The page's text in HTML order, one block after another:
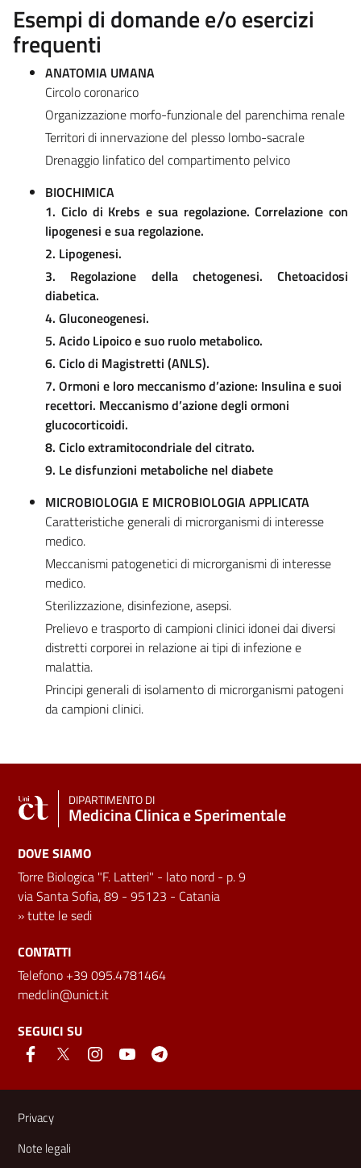
Esempi di domande e/o esercizi
frequenti
ANATOMIA UMANA
Circolo coronarico
Organizzazione morfo-funzionale del parenchima renale
Territori di innervazione del plesso lombo-sacrale
Drenaggio linfatico del compartimento pelvico
BIOCHIMICA
1. Ciclo di Krebs e sua regolazione. Correlazione con
lipogenesi e sua regolazione.
2. Lipogenesi.
3. Regolazione della chetogenesi. Chetoacidosi
diabetica.
4. Gluconeogenesi.
5. Acido Lipoico e suo ruolo metabolico.
6. Ciclo di Magistretti (ANLS).
7. Ormoni e loro meccanismo d’azione: Insulina e suoi
recettori. Meccanismo d’azione degli ormoni
glucocorticoidi.
8. Ciclo extramitocondriale del citrato.
9. Le disfunzioni metaboliche nel diabete
MICROBIOLOGIA E MICROBIOLOGIA APPLICATA
Caratteristiche generali di microrganismi di interesse
medico.
Meccanismi patogenetici di microrganismi di interesse
medico.
Sterilizzazione, disinfezione, asepsi.
Prelievo e trasporto di campioni clinici idonei dai diversi
distretti corporei in relazione ai tipi di infezione e
malattia.
Principi generali di isolamento di microrganismi patogeni
da campioni clinici.
DIPARTIMENTO DI
Medicina Clinica e Sperimentale
DOVE SIAMO
Torre Biologica "F. Latteri" - lato nord - p. 9
via Santa Sofia, 89 - 95123 - Catania
»tutte le sedi
CONTATTI
Telefono +39 095.4781464
medclin@unict.it
SEGUICI SU
Link e informazioni utili
Privacy
Note legali